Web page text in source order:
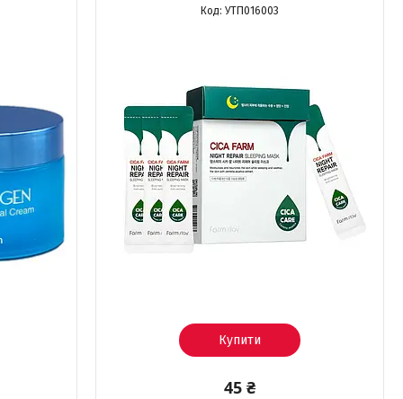
УТП016003
Купити
45 ₴